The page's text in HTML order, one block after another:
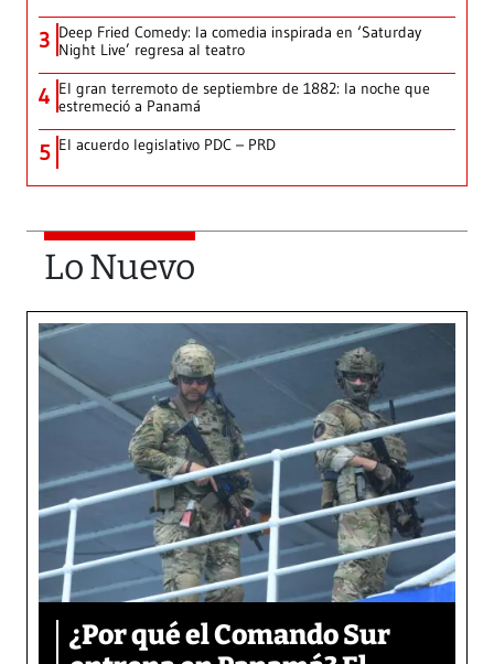
3 Deep Fried Comedy: la comedia inspirada en ‘Saturday
Night Live’ regresa al teatro
4 El gran terremoto de septiembre de 1882: la noche que
estremeció a Panamá
5 El acuerdo legislativo PDC – PRD
Lo Nuevo
¿Por qué el Comando Sur